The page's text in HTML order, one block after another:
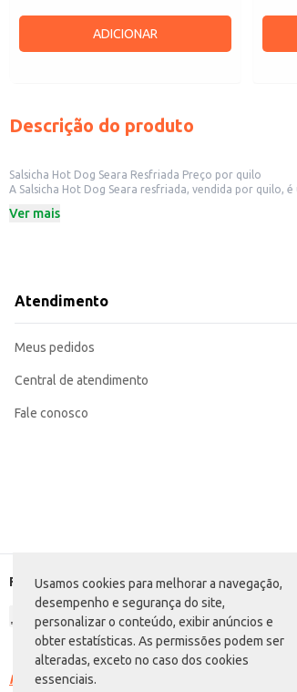
Usamos cookies para melhorar a navegação,
desempenho e segurança do site,
personalizar o conteúdo, exibir anúncios e
obter estatísticas. As permissões podem ser
alteradas, exceto no caso dos cookies
essenciais.
ADICIONAR
Descrição do produto
Salsicha Hot Dog Seara Resfriada Preço por quilo
A Salsicha Hot Dog Seara resfriada, vendida por quilo, é uma opção prática e versátil para diversos
Dicas de uso:
benefício, atendendo às necessidades de
Marca: Seara
Categoria: Salsicha
Ver mais
Atendimento
Meus pedidos
Central de atendimento
Fale conosco
Formas de pagamento
Racismo é crime. Denuncie. Disque 100 ou